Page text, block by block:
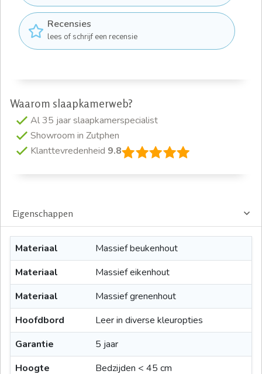
Recensies
lees of schrijf een recensie
Waarom slaapkamerweb?
Al 35 jaar slaapkamerspecialist
Showroom in Zutphen
Klanttevredenheid 9.8
Eigenschappen
Materiaal
Massief beukenhout
Materiaal
Massief eikenhout
Materiaal
Massief grenenhout
Hoofdbord
Leer in diverse kleuropties
Garantie
5 jaar
Hoogte
Bedzijden < 45 cm